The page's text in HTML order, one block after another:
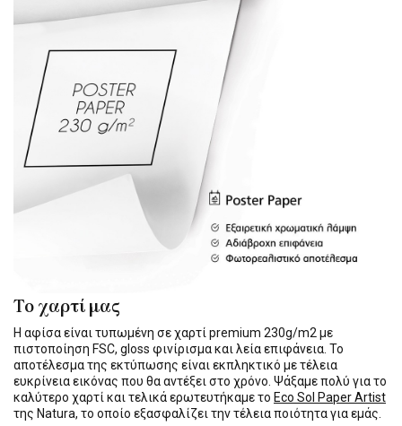
Το χαρτί μας
Η αφίσα είναι τυπωμένη σε χαρτί premium 230g/m2 με
πιστοποίηση FSC, gloss φινίρισμα και λεία επιφάνεια. Το
αποτέλεσμα της εκτύπωσης είναι εκπληκτικό με τέλεια
ευκρίνεια εικόνας που θα αντέξει στο χρόνο. Ψάξαμε πολύ για το
καλύτερο χαρτί και τελικά ερωτευτήκαμε το Eco Sol Paper Artist
της Natura, το οποίο εξασφαλίζει την τέλεια ποιότητα για εμάς.